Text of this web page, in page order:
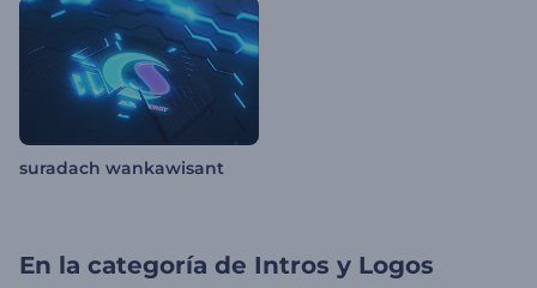
suradach wankawisant
En la categoría de Intros y Logos